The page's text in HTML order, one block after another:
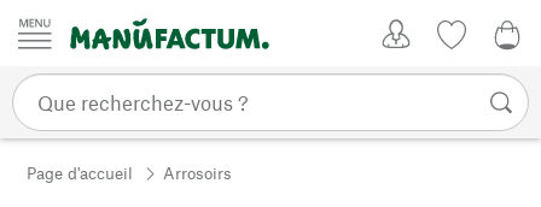
Passer au contenu
Page d'accueil Arrosoirs